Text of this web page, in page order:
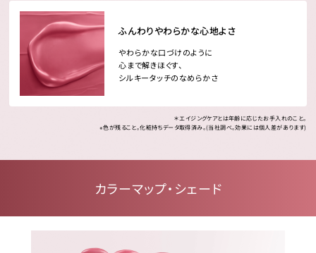
ふんわりやわらかな心地よさ
やわらかな口づけのように
心まで解きほぐす、
シルキータッチのなめらかさ
＊エイジングケアとは年齢に応じたお手入れのこと。
※色が残ること。化粧持ちデータ取得済み。(当社調べ。効果には個人差があります)
カラーマップ・シェード